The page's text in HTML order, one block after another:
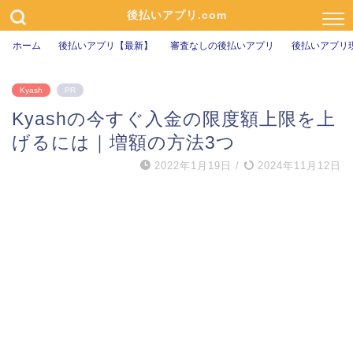
後払いアプリ.com
ホーム 後払いアプリ【最新】 審査なしの後払いアプリ 後払いアプリ
Kyash PR
Kyashの今すぐ入金の限度額上限を上
げるには｜増額の方法3つ
2022年1月19日 / 2024年11月12日